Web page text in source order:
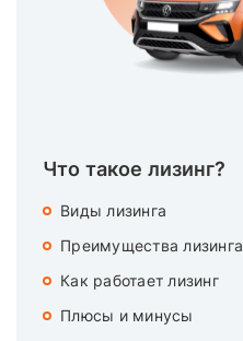
Что такое лизинг?
Виды лизинга
Преимущества лизинга
Как работает лизинг
Плюсы и минусы